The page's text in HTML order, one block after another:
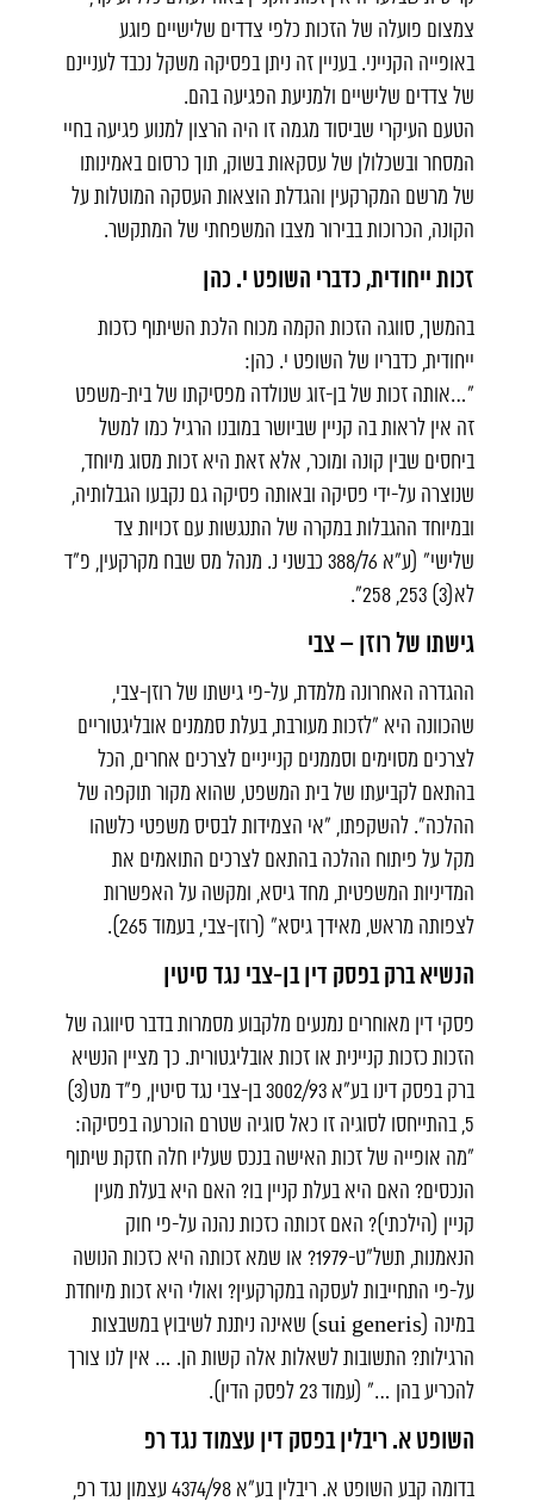
צמצום פועלה של הזכות כלפי צדדים שלישיים פוגע
באופייה הקנייני. בעניין זה ניתן בפסיקה משקל נכבד לעניינם
של צדדים שלישיים ולמניעת הפגיעה בהם.
הטעם העיקרי שביסוד מגמה זו היה הרצון למנוע פגיעה בחיי
המסחר ובשכלולן של עסקאות בשוק, תוך כרסום באמינותו
של מרשם המקרקעין והגדלת הוצאות העסקה המוטלות על
הקונה, הכרוכות בבירור מצבו המשפחתי של המתקשר.
זכות ייחודית, כדברי השופט י. כהן
בהמשך, סווגה הזכות הקמה מכוח הלכת השיתוף כזכות
ייחודית, כדבריו של השופט י. כהן:
"…אותה זכות של בן-זוג שנולדה מפסיקתו של בית-משפט
זה אין לראות בה קניין שביושר במובנו הרגיל כמו למשל
ביחסים שבין קונה ומוכר, אלא זאת היא זכות מסוג מיוחד,
שנוצרה על-ידי פסיקה ובאותה פסיקה גם נקבעו הגבלותיה,
ובמיוחד ההגבלות במקרה של התנגשות עם זכויות צד
שלישי" (ע"א 388/76 כבשני נ. מנהל מס שבח מקרקעין, פ"ד
לא(3) 253, 258".
גישתו של רוזן – צבי
ההגדרה האחרונה מלמדת, על-פי גישתו של רוזן-צבי,
שהכוונה היא "לזכות מעורבת, בעלת סממנים אובליגטוריים
לצרכים מסוימים וסממנים קנייניים לצרכים אחרים, הכל
בהתאם לקביעתו של בית המשפט, שהוא מקור תוקפה של
ההלכה". להשקפתו, "אי הצמידות לבסיס משפטי כלשהו
מקל על פיתוח ההלכה בהתאם לצרכים התואמים את
המדיניות המשפטית, מחד גיסא, ומקשה על האפשרות
לצפותה מראש, מאידך גיסא" (רוזן-צבי, בעמוד 265).
הנשיא ברק בפסק דין בן-צבי נגד סיטין
פסקי דין מאוחרים נמנעים מלקבוע מסמרות בדבר סיווגה של
הזכות כזכות קניינית או זכות אובליגטורית. כך מציין הנשיא
ברק בפסק דינו בע"א 3002/93 בן-צבי נגד סיטין, פ"ד מט(3)
5, בהתייחסו לסוגיה זו כאל סוגיה שטרם הוכרעה בפסיקה:
"מה אופייה של זכות האישה בנכס שעליו חלה חזקת שיתוף
הנכסים? האם היא בעלת קניין בו? האם היא בעלת מעין
קניין (הילכתי)? האם זכותה כזכות נהנה על-פי חוק
הנאמנות, תשל"ט-1979? או שמא זכותה היא כזכות הנושה
על-פי התחייבות לעסקה במקרקעין? ואולי היא זכות מיוחדת
במינה (sui generis) שאינה ניתנת לשיבוץ במשבצות
הרגילות? התשובות לשאלות אלה קשות הן. … אין לנו צורך
להכריע בהן …" (עמוד 23 לפסק הדין).
השופט א. ריבלין בפסק דין עצמוד נגד רפ
בדומה קבע השופט א. ריבלין בע"א 4374/98 עצמון נגד רפ,